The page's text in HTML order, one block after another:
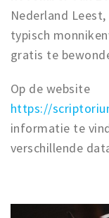
Nederland
typisch
gratis te
Op de website
https://
informatie te
verschillende